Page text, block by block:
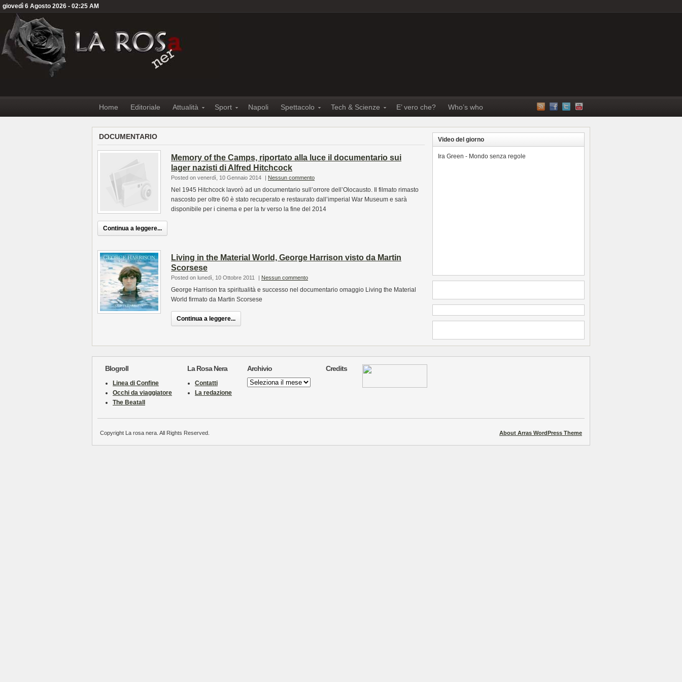
giovedì 6 Agosto 2026 - 02:25 AM
Home Editoriale Attualità Sport Napoli Spettacolo Tech & Scienze E’ vero che? Who’s who
DOCUMENTARIO
Memory of the Camps, riportato alla luce il documentario sui
lager nazisti di Alfred Hitchcock
Posted on venerdì, 10 Gennaio 2014 | Nessun commento
Nel 1945 Hitchcock lavorò ad un documentario sull’orrore dell’Olocausto. Il filmato rimasto
nascosto per oltre 60 è stato recuperato e restaurato dall’imperial War Museum e sarà
disponibile per i cinema e per la tv verso la fine del 2014
Continua a leggere...
Living in the Material World, George Harrison visto da Martin
Scorsese
Posted on lunedì, 10 Ottobre 2011 | Nessun commento
George Harrison tra spiritualità e successo nel documentario omaggio Living the Material
World firmato da Martin Scorsese
Continua a leggere...
Video del giorno
Ira Green - Mondo senza regole
Blogroll
Linea di Confine
Occhi da viaggiatore
The Beatall
La Rosa Nera
Contatti
La redazione
Archivio
Archivio
Credits
About Arras WordPress Theme
Copyright La rosa nera. All Rights Reserved.